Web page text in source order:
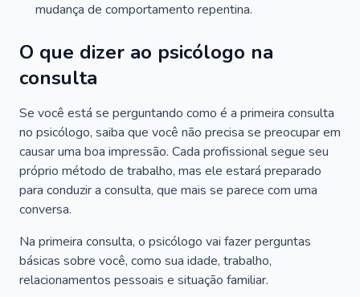
mudança de comportamento repentina.
O que dizer ao psicólogo na
consulta
Se você está se perguntando como é a primeira consulta
no psicólogo, saiba que você não precisa se preocupar em
causar uma boa impressão. Cada profissional segue seu
próprio método de trabalho, mas ele estará preparado
para conduzir a consulta, que mais se parece com uma
conversa.
Na primeira consulta, o psicólogo vai fazer perguntas
básicas sobre você, como sua idade, trabalho,
relacionamentos pessoais e situação familiar.